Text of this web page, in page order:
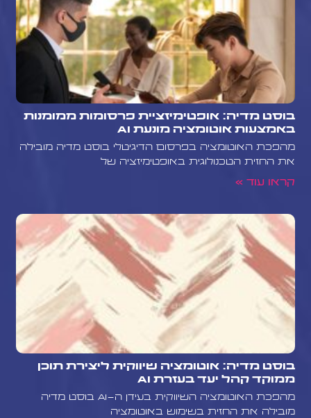
בוסט מדיה: אופטימיזציית פרסומות ממומנות
באמצעות אוטומציה מונעת AI
מהפכת האוטומציה בפרסום הדיגיטלי בוסט מדיה מובילה
את החזית הטכנולוגית באופטימיזציה של
קראו עוד »
בוסט מדיה: אוטומציה שיווקית ליצירת תוכן
ממוקד קהל יעד בעזרת AI
מהפכת האוטומציה השיווקית בעידן ה-AI בוסט מדיה
מובילה את החזית בשימוש באוטומציה